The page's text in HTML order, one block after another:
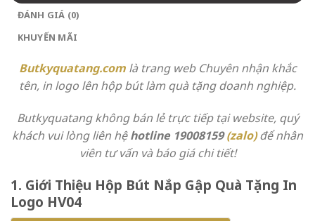
ĐÁNH GIÁ (0)
KHUYẾN MÃI
Butkyquatang.comlà trang web Chuyênnhận khắc
tên, in logo lên hộp bút làm quà tặng doanh nghiệp.
Butkyquatang không bán lẻ trực tiếp tại website, quý
khách vui lòng liên hệhotline 19008159 (zalo)để nhân
viên tư vấn và báo giá chi tiết!
1. Giới Thiệu Hộp Bút Nắp Gập Quà Tặng In
Logo HV04